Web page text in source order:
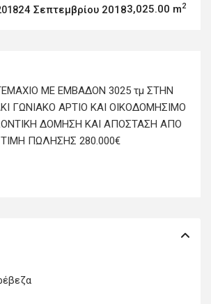
24 Σεπτεμβρίου 20183,025.00 m2
ΜΕ ΕΜΒΑΔΟΝ 3025 τμ ΣΤΗΝ
ΓΩΝΙΑΚΟ ΑΡΤΙΟ ΚΑΙ ΟΙΚΟΔΟΜΗΣΙΜΟ
ΔΟΜΗΣΗ ΚΑΙ ΑΠΟΣΤΑΣΗ ΑΠΟ
ΠΩΛΗΣΗΣ 280.000€